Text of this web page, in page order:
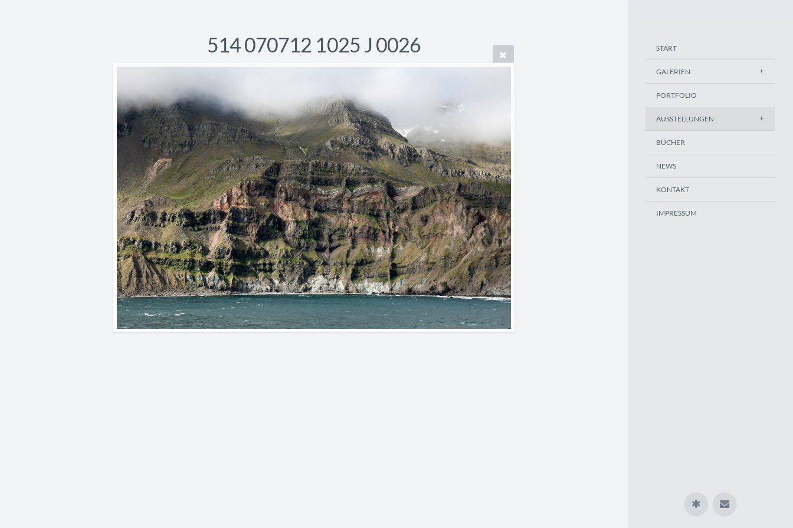
START
GALERIEN
PORTFOLIO
AUSSTELLUNGEN
BÜCHER
NEWS
KONTAKT
IMPRESSUM
514 070712 1025 J 0026